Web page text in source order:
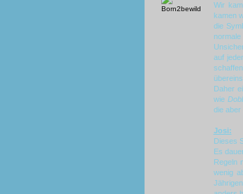
Wir
kamen
die
normale
auf
Daher
wie
die aber
Josi:
Dieses
Es
Regeln
wenig